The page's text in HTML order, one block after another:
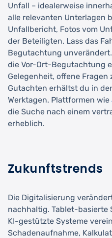
Unfall – idealerweise
alle relevanten Unterlagen
Unfallbericht, Fotos vom
der Beteiligten. Lass das
Begutachtung
die Vor-Ort-Begutachtung
Gelegenheit, offene Fragen
Gutachten erhältst du in
Werktagen. Plattformen wie
die Suche nach einem
erheblich.
Zukunftstrends
Die Digitalisierung
nachhaltig. Tablet-basierte
KI-gestützte Systeme
Schadenaufnahme,